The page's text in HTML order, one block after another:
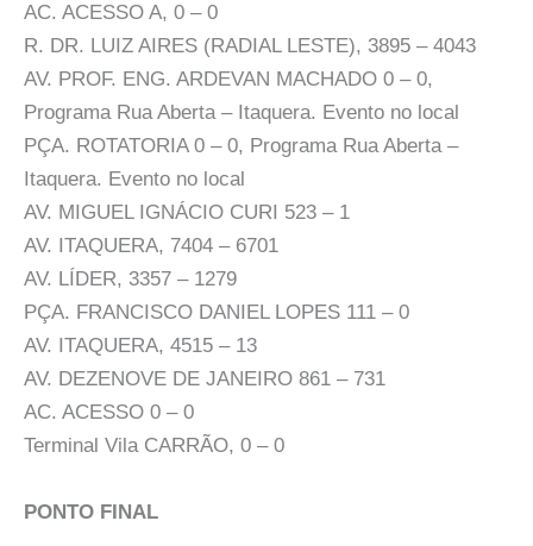
AC. ACESSO A, 0 – 0
R. DR. LUIZ AIRES (RADIAL LESTE), 3895 – 4043
AV. PROF. ENG. ARDEVAN MACHADO 0 – 0,
Programa Rua Aberta – Itaquera. Evento no local
PÇA. ROTATORIA 0 – 0, Programa Rua Aberta –
Itaquera. Evento no local
AV. MIGUEL IGNÁCIO CURI 523 – 1
AV. ITAQUERA, 7404 – 6701
AV. LÍDER, 3357 – 1279
PÇA. FRANCISCO DANIEL LOPES 111 – 0
AV. ITAQUERA, 4515 – 13
AV. DEZENOVE DE JANEIRO 861 – 731
AC. ACESSO 0 – 0
Terminal Vila CARRÃO, 0 – 0
PONTO FINAL